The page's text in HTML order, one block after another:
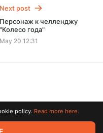
Next post
Персонаж к челленджу
"Колесо года"
May 20 12:31
reserved. All trademarks
policy. Read more here.